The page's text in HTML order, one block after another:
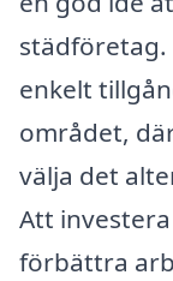
enkelt
området,
välja det
Att
förbättra